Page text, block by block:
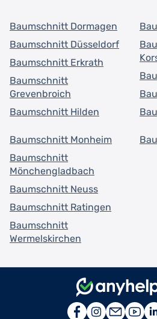
Baumschnitt Dormagen
Baumschnitt Düsseldorf
Baumschnitt Erkrath
Baumschnitt
Grevenbroich
Baumschnitt Hilden
Baumschnitt Monheim
Baumschnitt
Mönchengladbach
Baumschnitt Neuss
Baumschnitt Ratingen
Baumschnitt
Wermelskirchen